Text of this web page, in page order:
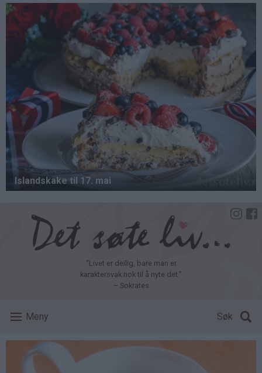
Hopp
hovedinnhold
"Livet er deilig, bare man er
karaktersvak nok til å nyte det."
– Sokrates
Meny Søk